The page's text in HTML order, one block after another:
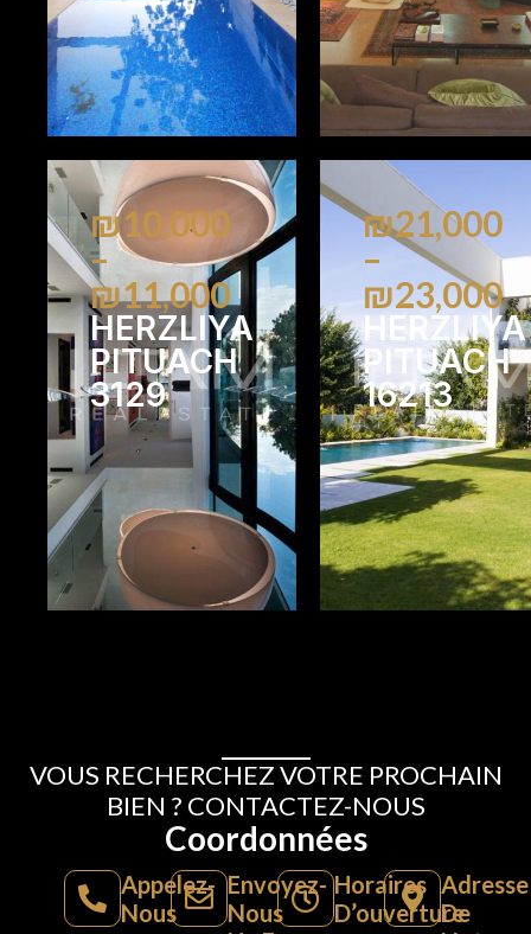
₪10,000
–
₪11,000
HERZLIYA
PITUACH
3129
8 8
₪21,000
–
₪23,000
HERZLIYA
PITUACH
16213
7 7
VOUS RECHERCHEZ VOTRE PROCHAIN
BIEN ? CONTACTEZ-NOUS
Coordonnées
Appelez-
Nous
Envoyez-
Nous
Horaires
D’ouverture
Adresse
De